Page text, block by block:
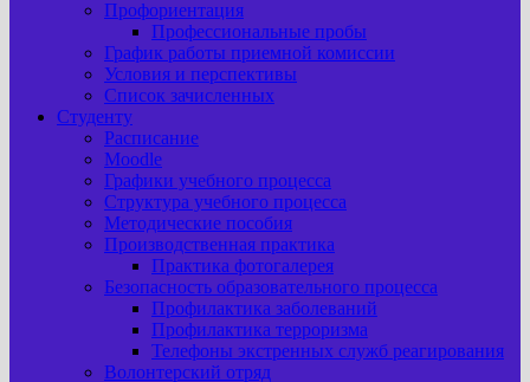
Профориентация
Профессиональные пробы
График работы приемной комиссии
Условия и перспективы
Список зачисленных
Студенту
Расписание
Moodle
Графики учебного процесса
Структура учебного процесса
Методические пособия
Производственная практика
Практика фотогалерея
Безопасность образовательного процесса
Профилактика заболеваний
Профилактика терроризма
Телефоны экстренных служб реагирования
Волонтерский отряд